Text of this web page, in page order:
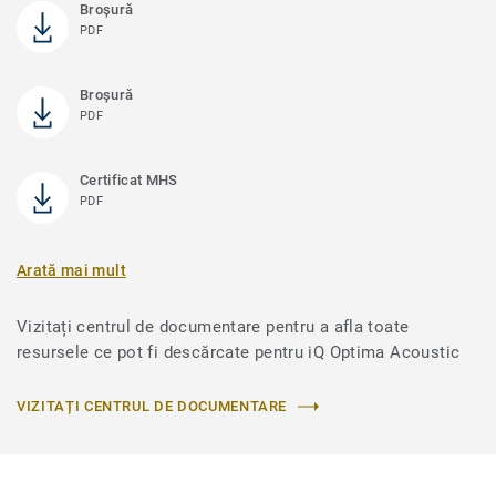
Broşură
PDF
Broșură
PDF
Certificat MHS
PDF
Arată mai mult
Vizitați centrul de documentare pentru a afla toate
resursele ce pot fi descărcate pentru iQ Optima Acoustic
VIZITAȚI CENTRUL DE DOCUMENTARE